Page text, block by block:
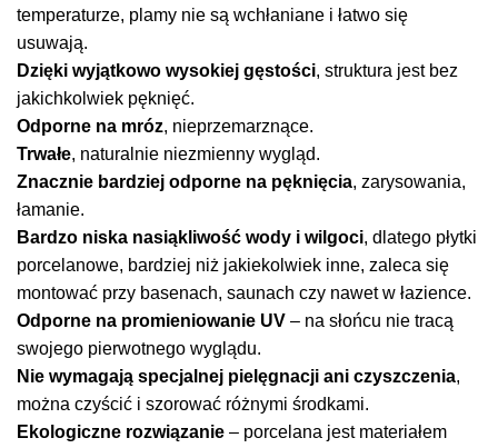
temperaturze, plamy nie są wchłaniane i łatwo się
usuwają.
Dzięki wyjątkowo wysokiej gęstości, struktura jest bez
jakichkolwiek pęknięć.
Odporne na mróz, nieprzemarznące.
Trwałe, naturalnie niezmienny wygląd.
Znacznie bardziej odporne na pęknięcia, zarysowania,
łamanie.
Bardzo niska nasiąkliwość wody i wilgoci, dlatego płytki
porcelanowe, bardziej niż jakiekolwiek inne, zaleca się
montować przy basenach, saunach czy nawet w łazience.
Odporne na promieniowanie UV – na słońcu nie tracą
swojego pierwotnego wyglądu.
Nie wymagają specjalnej pielęgnacji ani czyszczenia,
można czyścić i szorować różnymi środkami.
Ekologiczne rozwiązanie – porcelana jest materiałem